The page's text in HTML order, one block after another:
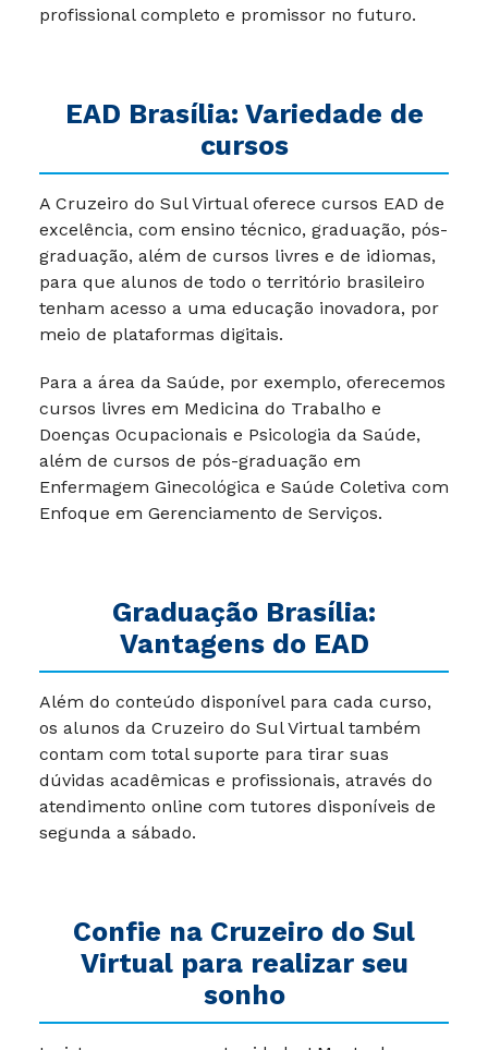
profissional completo e promissor no futuro.
EAD Brasília: Variedade de
cursos
A Cruzeiro do Sul Virtual oferece cursos EAD de
excelência, com ensino técnico, graduação, pós-
graduação, além de cursos livres e de idiomas,
para que alunos de todo o território brasileiro
tenham acesso a uma educação inovadora, por
meio de plataformas digitais.
Para a área da Saúde, por exemplo, oferecemos
cursos livres em Medicina do Trabalho e
Doenças Ocupacionais e Psicologia da Saúde,
além de cursos de pós-graduação em
Enfermagem Ginecológica e Saúde Coletiva com
Enfoque em Gerenciamento de Serviços.
Graduação Brasília:
Vantagens do EAD
Além do conteúdo disponível para cada curso,
os alunos da Cruzeiro do Sul Virtual também
contam com total suporte para tirar suas
dúvidas acadêmicas e profissionais, através do
atendimento online com tutores disponíveis de
segunda a sábado.
Confie na Cruzeiro do Sul
Virtual para realizar seu
sonho